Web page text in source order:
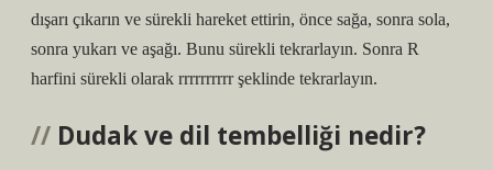
dışarı çıkarın ve sürekli hareket ettirin, önce sağa, sonra sola,
sonra yukarı ve aşağı. Bunu sürekli tekrarlayın. Sonra R
harfini sürekli olarak rrrrrrrrrr şeklinde tekrarlayın.
Dudak ve dil tembelliği nedir?